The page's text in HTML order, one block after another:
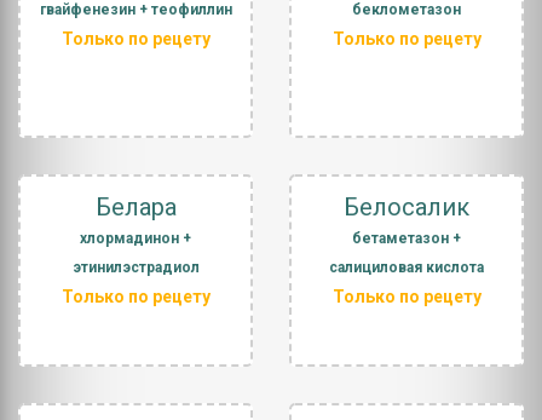
гвайфенезин + теофиллин
Только по рецету
беклометазон
Только по рецету
Белара
хлормадинон +
этинилэстрадиол
Только по рецету
Белосалик
бетаметазон +
салициловая кислота
Только по рецету